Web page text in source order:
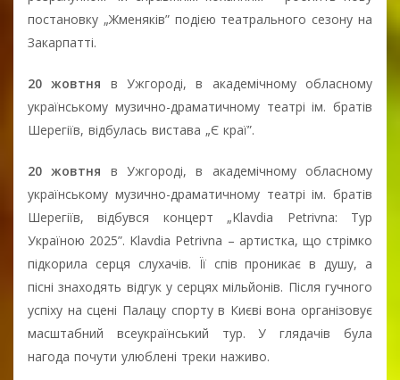
постановку „Жменяків” подією театрального сезону на
Закарпатті.
20 жовтня в Ужгороді, в академічному обласному
українському музично-драматичному театрі ім. братів
Шерегіїв, відбулась вистава „Є краї”.
20 жовтня в Ужгороді, в академічному обласному
українському музично-драматичному театрі ім. братів
Шерегіїв, відбувся концерт „Klavdia Petrivna: Тур
Україною 2025”. Klavdia Petrivna – артистка, що стрімко
підкорила серця слухачів. Її спів проникає в душу, а
пісні знаходять відгук у серцях мільйонів. Після гучного
успіху на сцені Палацу спорту в Києві вона організовує
масштабний всеукраїнський тур. У глядачів була
нагода почути улюблені треки наживо.